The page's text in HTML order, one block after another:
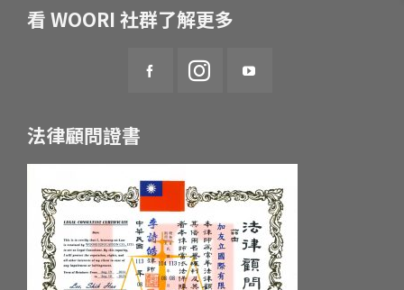
看 WOORI 社群了解更多
法律顧問證書